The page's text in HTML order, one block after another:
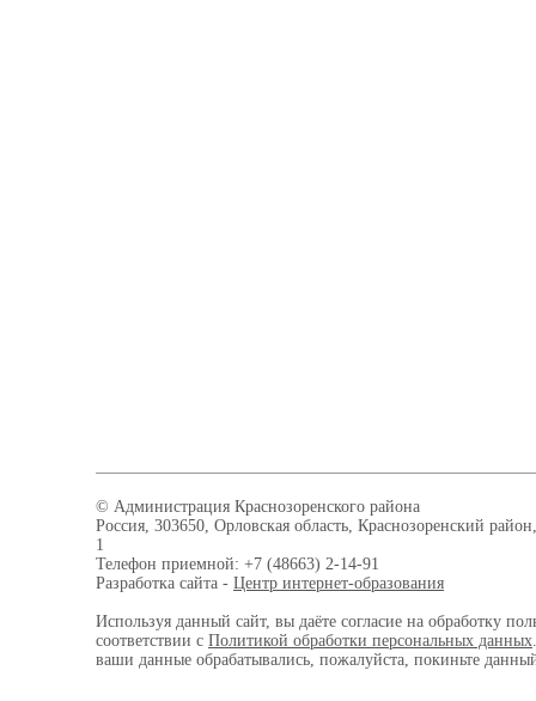
© Администрация Краснозоренского района
Россия, 303650, Орловская область, Краснозоренский
1
Телефон приемной: +7 (48663) 2-14-91
Разработка сайта - Центр интернет-образования
Используя данный сайт, вы даёте согласие на обработку
соответствии с Политикой обработки персональных данных
ваши данные обрабатывались, пожалуйста, покиньте